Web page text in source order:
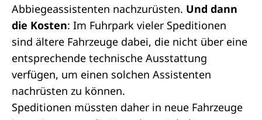
Abbiegeassistenten nachzurüsten. Und dann
die Kosten: Im Fuhrpark vieler Speditionen
sind ältere Fahrzeuge dabei, die nicht über eine
entsprechende technische Ausstattung
verfügen, um einen solchen Assistenten
nachrüsten zu können.
Speditionen müssten daher in neue Fahrzeuge